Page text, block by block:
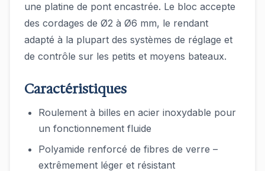
une platine de pont encastrée. Le bloc accepte
des cordages de Ø2 à Ø6 mm, le rendant
adapté à la plupart des systèmes de réglage et
de contrôle sur les petits et moyens bateaux.
Caractéristiques
Roulement à billes en acier inoxydable pour
un fonctionnement fluide
Polyamide renforcé de fibres de verre –
extrêmement léger et résistant